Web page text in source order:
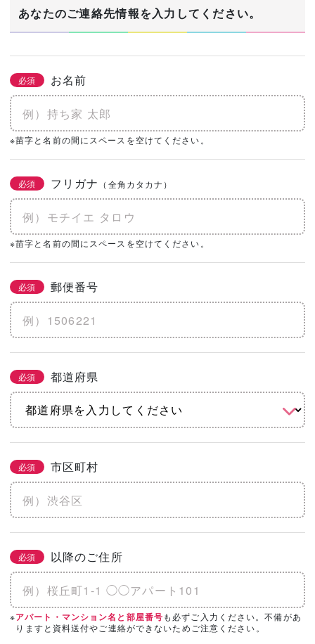
あなたのご連絡先情報を入力してください。
必須 お名前
※苗字と名前の間にスペースを空けてください。
必須 フリガナ （全角カタカナ）
※苗字と名前の間にスペースを空けてください。
必須 郵便番号
必須 都道府県
必須 市区町村
必須 以降のご住所
※アパート・マンション名と部屋番号も必ずご入力ください。不備があ
りますと資料送付やご連絡ができないためご注意ください。